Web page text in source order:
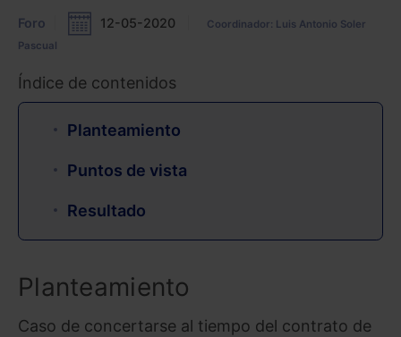
Foro 12-05-2020
Coordinador: Luis Antonio Soler
Pascual
Índice de contenidos
Planteamiento
Puntos de vista
Resultado
Planteamiento
Caso de concertarse al tiempo del contrato de